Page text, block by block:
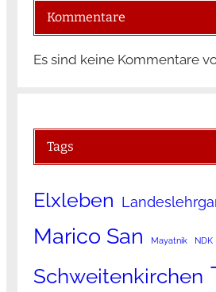
Kommentare
Es sind keine Kommentare
Tags
Elxleben
Marico San Mayatnik NDK
Schweitenkirchen